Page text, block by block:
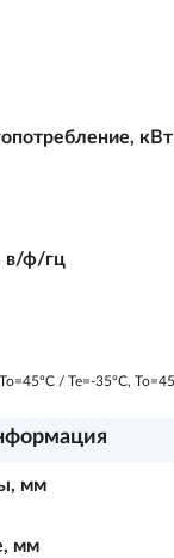
кВт
в/ф/гц
/ Te=-35ºC,
мм
мм